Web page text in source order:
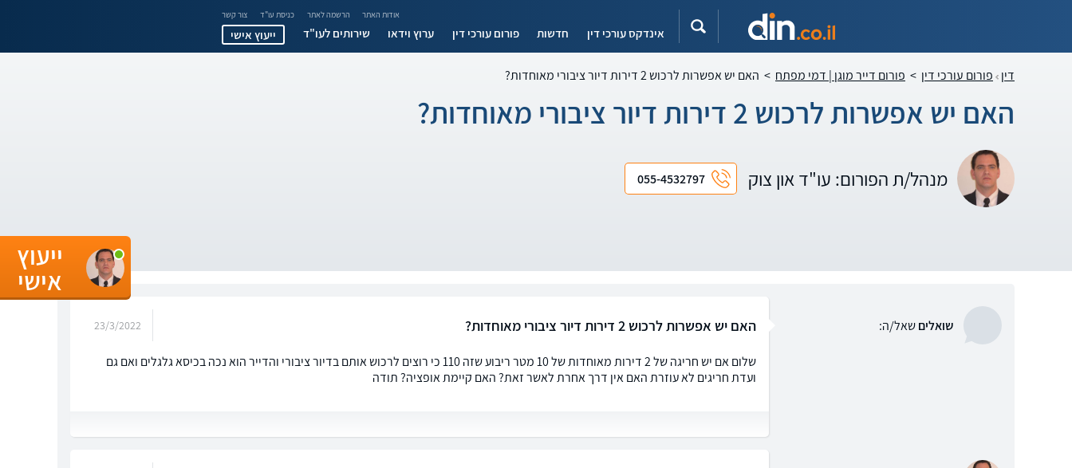
אודות האתר הרשמה לאתר כניסת עו"ד צור קשר
אינדקס עורכי דין חדשות פורום עורכי דין ערוץ וידאו שירותים לעו"ד ייעוץ אישי
דין פורום עורכי דין > פורום דייר מוגן | דמי מפתח > האם יש אפשרות לרכוש 2 דירות דיור ציבורי מאוחדות?
האם יש אפשרות לרכוש 2 דירות דיור ציבורי מאוחדות?
מנהל/ת הפורום: עו"ד און צוק 055-4532797
שואליםשאל/ה: האם יש אפשרות לרכוש 2 דירות דיור ציבורי מאוחדות? 23/3/2022
שלום אם יש חריגה של 2 דירות מאוחדות של 10 מטר ריבוע שזה 110 כי רוצים לרכוש אותם בדיור ציבורי והדייר הוא נכה בכיסא גלגלים ואם גם
ועדת חריגים לא עוזרת האם אין דרך אחרת לאשר זאת? האם קיימת אופציה? תודה
ייעוץ
אישי